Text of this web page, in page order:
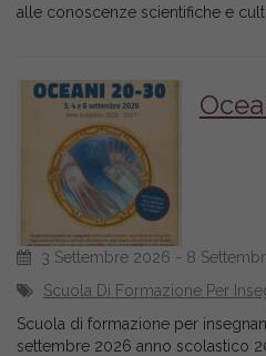
alle conoscenze scientifiche e
3 Settembre 2026 - 8
Scuola Di Formazione Per
Scuola di formazione per
settembre 2026 anno scolastico